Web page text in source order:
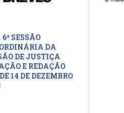
SESSÃO
DA
DE JUSTIÇA
E REDAÇÃO
14 DE DEZEMBRO